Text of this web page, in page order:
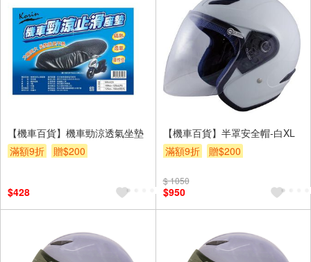
【機車百貨】機車勁涼透氣坐墊
滿額9折
贈$200
$428
【機車百貨】半罩安全帽-白XL
滿額9折
贈$200
$ 1050
$950